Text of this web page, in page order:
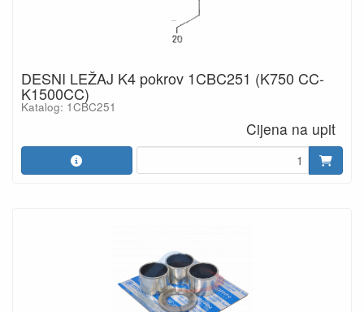
DESNI LEŽAJ K4 pokrov 1CBC251 (K750 CC-
K1500CC)
Katalog: 1CBC251
Cijena na upit